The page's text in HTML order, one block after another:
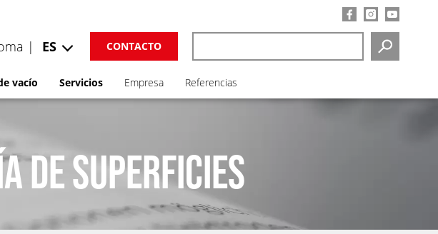
SEARCH
CONTACTO
| ES
vacío Servicios Empresa Referencias
DE SUPERFICIES